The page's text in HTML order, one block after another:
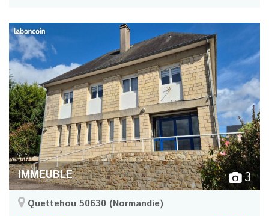
IMMEUBLE 3
Quettehou 50630 (Normandie)